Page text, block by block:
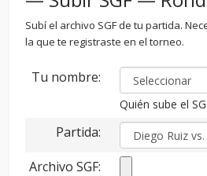
Subí el archivo SGF de tu partida.
la que te registraste en el torneo.
Tu nombre:
Quién sube el
Partida:
Archivo SGF: